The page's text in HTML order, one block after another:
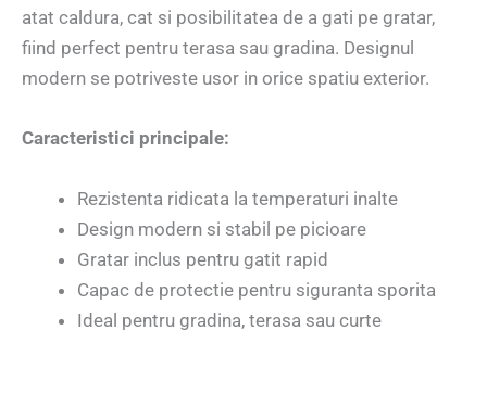
atat caldura, cat si posibilitatea de a gati pe gratar,
fiind perfect pentru terasa sau gradina. Designul
modern se potriveste usor in orice spatiu exterior.
Caracteristici principale:
Rezistenta ridicata la temperaturi inalte
Design modern si stabil pe picioare
Gratar inclus pentru gatit rapid
Capac de protectie pentru siguranta sporita
Ideal pentru gradina, terasa sau curte